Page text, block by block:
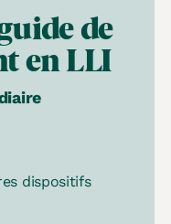
de
enLLI
dispositifs